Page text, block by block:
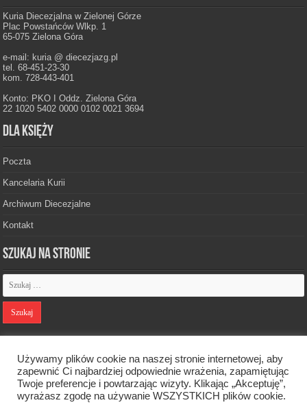
Kuria Diecezjalna w Zielonej Górze
Plac Powstańców Wlkp. 1
65-075 Zielona Góra
e-mail: kuria @ diecezjazg.pl
tel. 68-451-23-30
kom. 728-443-401
Konto: PKO I Oddz. Zielona Góra
22 1020 5402 0000 0102 0021 3694
Dla księży
Poczta
Kancelaria Kurii
Archiwum Diecezjalne
Kontakt
Szukaj na stronie
Designed by Webdawid
Używamy plików cookie na naszej stronie internetowej, aby
zapewnić Ci najbardziej odpowiednie wrażenia, zapamiętując
Twoje preferencje i powtarzając wizyty. Klikając „Akceptuję”,
wyrażasz zgodę na używanie WSZYSTKICH plików cookie.